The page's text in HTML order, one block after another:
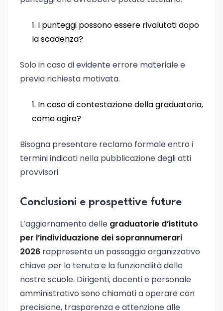
I punteggi possono essere rivalutati dopo
la scadenza?
Solo in caso di evidente errore materiale e
previa richiesta motivata.
In caso di contestazione della graduatoria,
come agire?
Bisogna presentare reclamo formale entro i
termini indicati nella pubblicazione degli atti
provvisori.
Conclusioni e prospettive future
L’aggiornamento delle graduatorie d’istituto
per l’individuazione dei soprannumerari
2026 rappresenta un passaggio organizzativo
chiave per la tenuta e la funzionalità delle
nostre scuole. Dirigenti, docenti e personale
amministrativo sono chiamati a operare con
precisione, trasparenza e attenzione alle